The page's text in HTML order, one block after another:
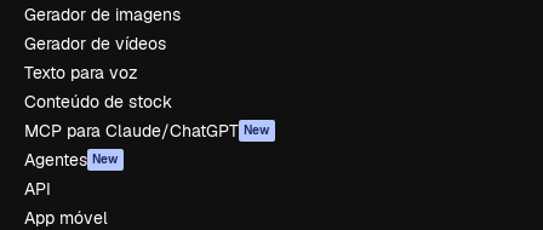
Gerador de imagens
Gerador de vídeos
Texto para voz
Conteúdo de stock
MCP para Claude/ChatGPT New
Agentes New
API
App móvel